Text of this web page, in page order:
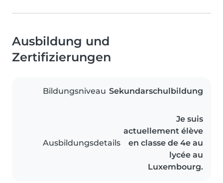
Ausbildung und
Zertifizierungen
Bildungsniveau Sekundarschulbildung
Ausbildungsdetails
Je suis
actuellement élève
en classe de 4e au
lycée au
Luxembourg.